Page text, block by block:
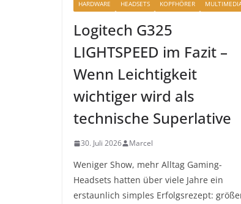
HARDWARE HEADSETS KOPFHÖRER
Logitech G325
LIGHTSPEED im Fazit –
Wenn Leichtigkeit
wichtiger wird als
technische Superlative
30. Juli 2026 Marcel
Weniger Show, mehr Alltag Gaming-
Headsets hatten über viele Jahre ein
erstaunlich simples Erfolgsrezept: